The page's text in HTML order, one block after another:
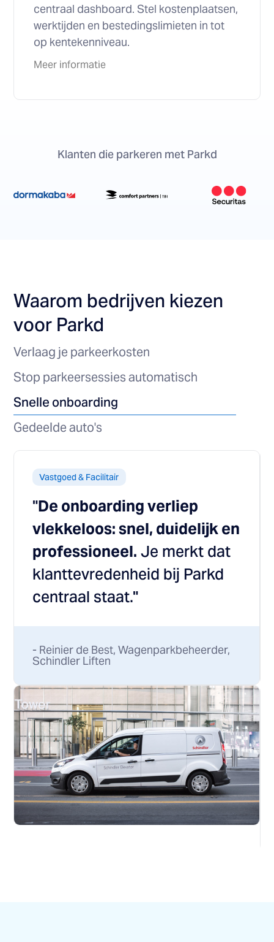
centraal dashboard. Stel kostenplaatsen,
werktijden en bestedingslimieten in tot
op kentekenniveau.
Meer informatie
Klanten die parkeren met Parkd
Waarom bedrijven kiezen
voor Parkd
Verlaag je parkeerkosten
Stop parkeersessies automatisch
Snelle onboarding
Gedeelde auto's
Vastgoed & Facilitair
"De onboarding verliep
vlekkeloos: snel, duidelijk en
professioneel. Je merkt dat
klanttevredenheid bij Parkd
centraal staat."
- Reinier de Best, Wagenparkbeheerder,
Schindler Liften